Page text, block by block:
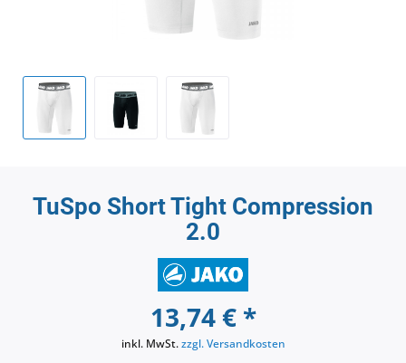
TuSpo Short Tight Compression
2.0
13,74 € *
inkl. MwSt.zzgl. Versandkosten